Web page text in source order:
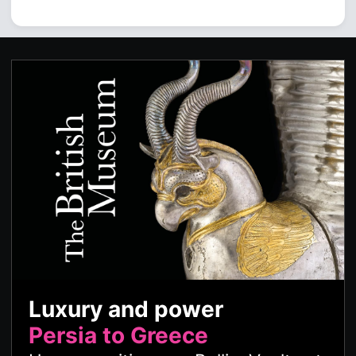
Luxury and power
Persia to Greece